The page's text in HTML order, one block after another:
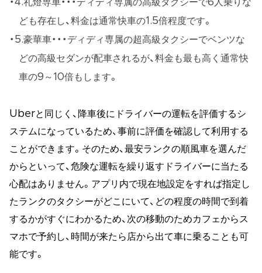
4.礼燈専車・・・ディディ専属の高級タクシーで6人乗りな
ども存在し、料金は通常快車の1.5倍程度です。
5.豪華車・・・ディディ専属の超高級タクシーでベンツな
どの高級セダンが配車されるが、料金も最も高く通常快
車の9～10倍もします。
Uberと同じく、降車後にドライバーの運転を評価するシ
ステムになっているため、事前に評価を確認して利用する
ことができます。そのため、最安ランクの順風車を選んだ
からといって、危険な運転を繰り返すドライバーに当たる
心配はありません。アプリ内で現在地設定をすれば指定し
たランクのタクシーがどこにいて、どの程度の時間で到着
するかがすぐにわかるため、次の移動のためカフェからス
マホで予約し、時間が来たら店から出て車に乗ることも可
能です。